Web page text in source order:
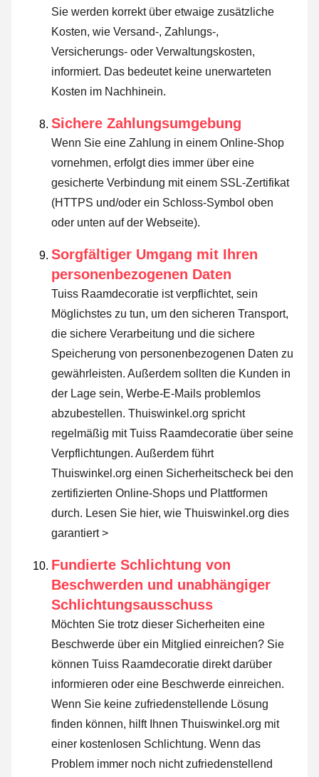
Sie werden korrekt über etwaige zusätzliche
Kosten, wie Versand-, Zahlungs-,
Versicherungs- oder Verwaltungskosten,
informiert. Das bedeutet keine unerwarteten
Kosten im Nachhinein.
Sichere Zahlungsumgebung
Wenn Sie eine Zahlung in einem Online-Shop
vornehmen, erfolgt dies immer über eine
gesicherte Verbindung mit einem SSL-Zertifikat
(HTTPS und/oder ein Schloss-Symbol oben
oder unten auf der Webseite).
Sorgfältiger Umgang mit Ihren
personenbezogenen Daten
Tuiss Raamdecoratie ist verpflichtet, sein
Möglichstes zu tun, um den sicheren Transport,
die sichere Verarbeitung und die sichere
Speicherung von personenbezogenen Daten zu
gewährleisten. Außerdem sollten die Kunden in
der Lage sein, Werbe-E-Mails problemlos
abzubestellen. Thuiswinkel.org spricht
regelmäßig mit Tuiss Raamdecoratie über seine
Verpflichtungen. Außerdem führt
Thuiswinkel.org einen Sicherheitscheck bei den
zertifizierten Online-Shops und Plattformen
durch. Lesen Sie hier, wie Thuiswinkel.org dies
garantiert >
Fundierte Schlichtung von
Beschwerden und unabhängiger
Schlichtungsausschuss
Möchten Sie trotz dieser Sicherheiten eine
Beschwerde über ein Mitglied einreichen? Sie
können Tuiss Raamdecoratie direkt darüber
informieren oder eine Beschwerde einreichen.
Wenn Sie keine zufriedenstellende Lösung
finden können, hilft Ihnen Thuiswinkel.org mit
einer kostenlosen Schlichtung. Wenn das
Problem immer noch nicht zufriedenstellend